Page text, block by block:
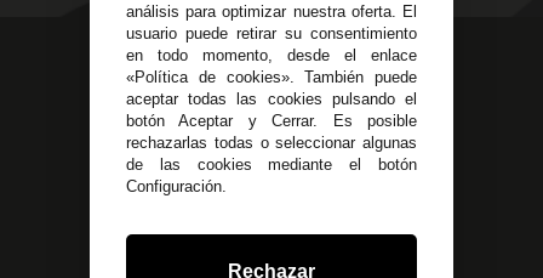
623 23 31 98
Atendemos Whatsapp
955 44 45 43/955 44 45 44
info@steielectronica.com
Avenida Plaza de Toros,
Local 3 Écija (Sevilla)
análisis para optimizar nuestra oferta. El
usuario puede retirar su consentimiento
en todo momento, desde el enlace
«Política de cookies». También puede
aceptar todas las cookies pulsando el
botón Aceptar y Cerrar. Es posible
rechazarlas todas o seleccionar algunas
de las cookies mediante el botón
Configuración.
Rechazar